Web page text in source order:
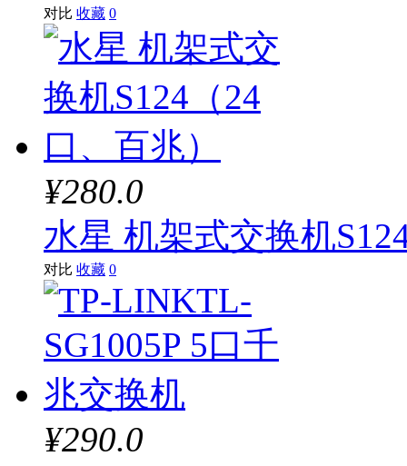
对比 收藏 0
¥280.0
水星 机架式交换机
对比 收藏 0
¥290.0